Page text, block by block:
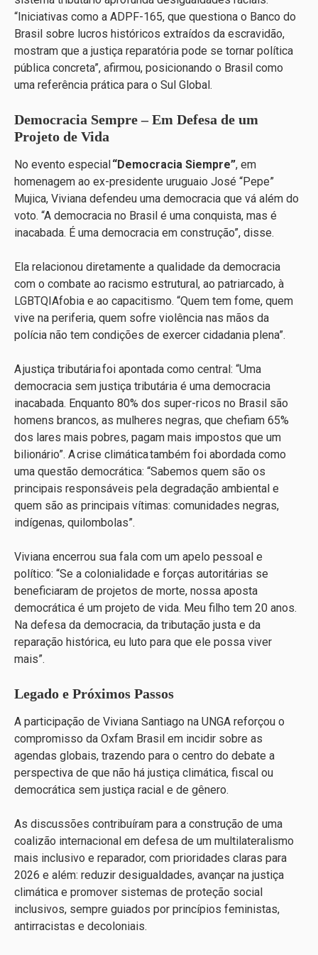
“Iniciativas como a ADPF-165, que questiona o Banco do
Brasil sobre lucros históricos extraídos da escravidão,
mostram que a justiça reparatória pode se tornar política
pública concreta”, afirmou, posicionando o Brasil como
uma referência prática para o Sul Global.
Democracia Sempre – Em Defesa de um
Projeto de Vida
No evento especial “Democracia Siempre”, em
homenagem ao ex-presidente uruguaio José “Pepe”
Mujica, Viviana defendeu uma democracia que vá além do
voto. “A democracia no Brasil é uma conquista, mas é
inacabada. É uma democracia em construção”, disse.
Ela relacionou diretamente a qualidade da democracia
com o combate ao racismo estrutural, ao patriarcado, à
LGBTQIAfobia e ao capacitismo. “Quem tem fome, quem
vive na periferia, quem sofre violência nas mãos da
polícia não tem condições de exercer cidadania plena”.
A justiça tributária foi apontada como central: “Uma
democracia sem justiça tributária é uma democracia
inacabada. Enquanto 80% dos super-ricos no Brasil são
homens brancos, as mulheres negras, que chefiam 65%
dos lares mais pobres, pagam mais impostos que um
bilionário”. A crise climática também foi abordada como
uma questão democrática: “Sabemos quem são os
principais responsáveis pela degradação ambiental e
quem são as principais vítimas: comunidades negras,
indígenas, quilombolas”.
Viviana encerrou sua fala com um apelo pessoal e
político: “Se a colonialidade e forças autoritárias se
beneficiaram de projetos de morte, nossa aposta
democrática é um projeto de vida. Meu filho tem 20 anos.
Na defesa da democracia, da tributação justa e da
reparação histórica, eu luto para que ele possa viver
mais”.
Legado e Próximos Passos
A participação de Viviana Santiago na UNGA reforçou o
compromisso da Oxfam Brasil em incidir sobre as
agendas globais, trazendo para o centro do debate a
perspectiva de que não há justiça climática, fiscal ou
democrática sem justiça racial e de gênero.
As discussões contribuíram para a construção de uma
coalizão internacional em defesa de um multilateralismo
mais inclusivo e reparador, com prioridades claras para
2026 e além: reduzir desigualdades, avançar na justiça
climática e promover sistemas de proteção social
inclusivos, sempre guiados por princípios feministas,
antirracistas e decoloniais.